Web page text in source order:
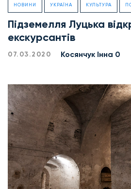
НОВИНИ УКРАЇНА КУЛЬТУРА
Підземелля Луцька
екскурсантів
07.03.2020 Косянчук Інна 0